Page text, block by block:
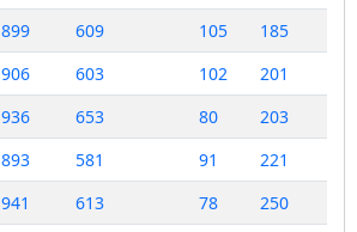
899 609 105
185
906 603 102
201
936 653 80
203
893 581 91
221
941 613 78
250